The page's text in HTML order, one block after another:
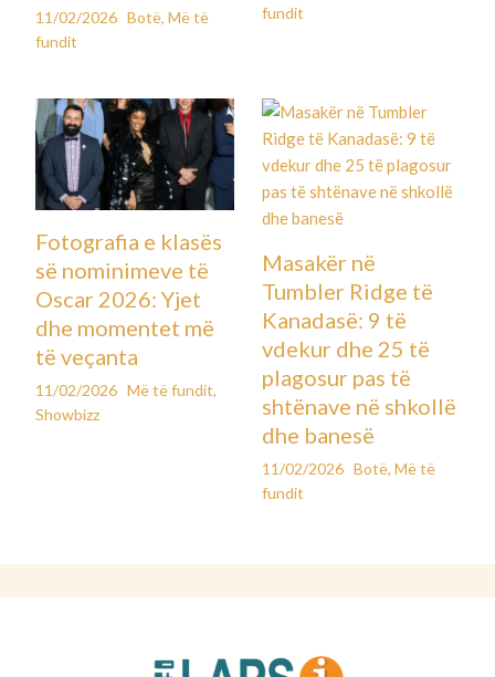
11/02/2026 Botë,Më të
fundit
fundit
Fotografia e klasës
së nominimeve të
Oscar 2026: Yjet
dhe momentet më
të veçanta
11/02/2026 Më të fundit,
Showbizz
Masakër në
Tumbler Ridge të
Kanadasë: 9 të
vdekur dhe 25 të
plagosur pas të
shtënave në shkollë
dhe banesë
11/02/2026 Botë, Më të
fundit